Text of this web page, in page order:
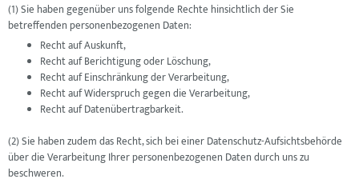
(1) Sie haben gegenüber uns folgende Rechte hinsichtlich der Sie
betreffenden personenbezogenen Daten:
Recht auf Auskunft,
Recht auf Berichtigung oder Löschung,
Recht auf Einschränkung der Verarbeitung,
Recht auf Widerspruch gegen die Verarbeitung,
Recht auf Datenübertragbarkeit.
(2) Sie haben zudem das Recht, sich bei einer Datenschutz-Aufsichtsbehörde
über die Verarbeitung Ihrer personenbezogenen Daten durch uns zu
beschweren.